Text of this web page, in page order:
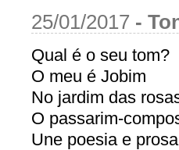
25/01/2017 -
Qual é o seu tom?
O meu é Jobim
No jardim das
O passarim-
Une poesia e prosa